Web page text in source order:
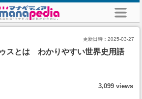
更新日時： 2025-03-27
スとは わかりやすい世界史用語
3,099 views